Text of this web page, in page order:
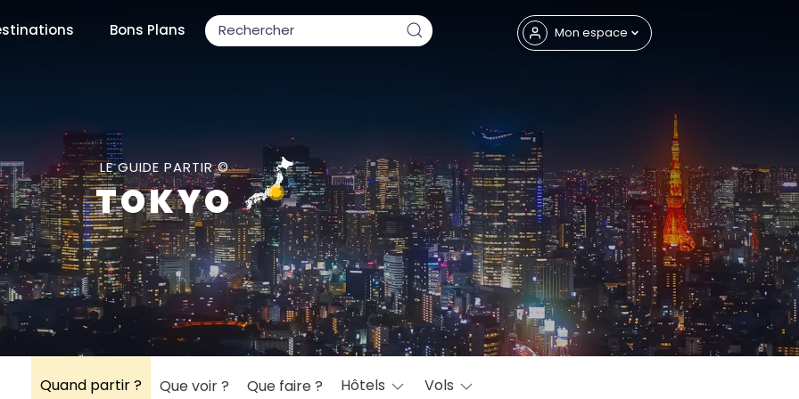
Bons Plans Mon espace
LE GUIDE PARTIR ©
TOKYO
Quand partir ? Que voir ? Que faire ? Hôtels Vols
Fermer
mois
Février Mars Avril Mai Juin Juillet Août
Septembre
Novembre Décembre